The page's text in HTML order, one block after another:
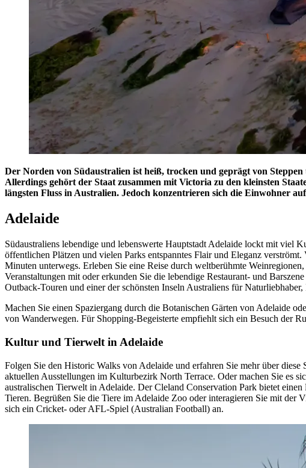
Der Norden von Südaustralien ist heiß, trocken und geprägt von
Allerdings gehört der Staat zusammen mit Victoria zu den kleinsten
längsten Fluss in Australien. Jedoch konzentrieren sich die Einwohner
Adelaide
Südaustraliens lebendige und lebenswerte Hauptstadt Adelaide lockt mit viel
öffentlichen Plätzen und vielen Parks entspanntes Flair und Eleganz
Minuten unterwegs. Erleben Sie eine Reise durch weltberühmte
Veranstaltungen mit oder erkunden Sie die lebendige Restaurant- und
Outback-Touren und einer der schönsten Inseln Australiens für
Machen Sie einen Spaziergang durch die Botanischen Gärten von Adelaide
von Wanderwegen. Für Shopping-Begeisterte empfiehlt sich ein Besuch der
Kultur und Tierwelt in Adelaide
Folgen Sie den Historic Walks von Adelaide und erfahren Sie mehr über
aktuellen Ausstellungen im Kulturbezirk North Terrace. Oder machen Sie es
australischen Tierwelt in Adelaide. Der Cleland Conservation Park bietet
Tieren. Begrüßen Sie die Tiere im Adelaide Zoo oder interagieren Sie mit der
sich ein Cricket- oder AFL-Spiel (Australian Football) an.